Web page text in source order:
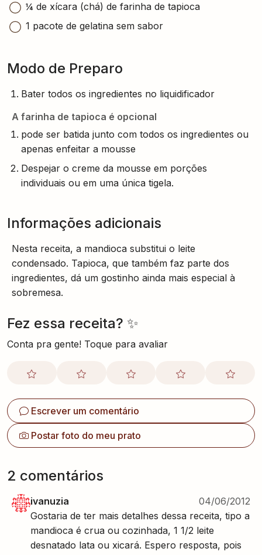
¼ de xícara (chá) de farinha de tapioca
1 pacote de gelatina sem sabor
Modo de Preparo
Bater todos os ingredientes no liquidificador
A farinha de tapioca é opcional
pode ser batida junto com todos os ingredientes ou
apenas enfeitar a mousse
Despejar o creme da mousse em porções
individuais ou em uma única tigela.
Informações adicionais
Nesta receita, a mandioca substitui o leite
condensado. Tapioca, que também faz parte dos
ingredientes, dá um gostinho ainda mais especial à
sobremesa.
Fez essa receita? ✨
Conta pra gente! Toque para avaliar
Escrever um comentário
Postar foto do meu prato
2 comentários
ivanuzia
04/06/2012
Gostaria de ter mais detalhes dessa receita, tipo a
mandioca é crua ou cozinhada, 1 1/2 leite
desnatado lata ou xicará. Espero resposta, pois